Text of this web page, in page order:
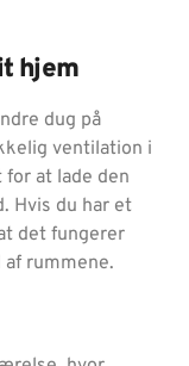
hjem
dug på
ventilation i
at lade den
Hvis du har et
det fungerer
rummene.